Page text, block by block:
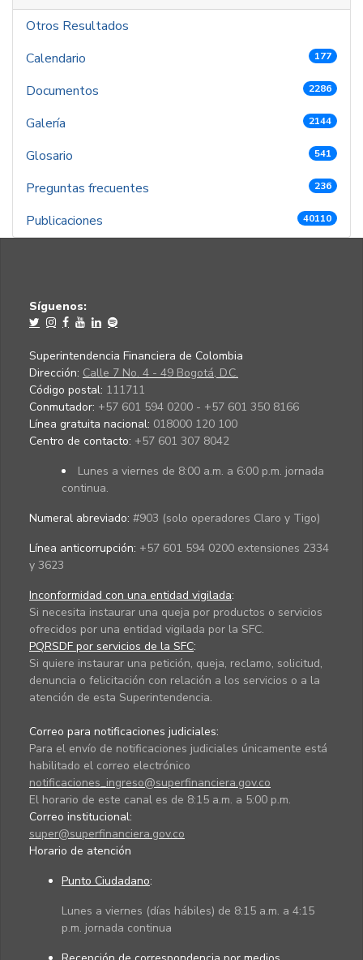
Otros Resultados
Calendario
177
Documentos 2286
Galería 2144
Glosario 541
Preguntas frecuentes 236
Publicaciones 40110
Síguenos:
Superintendencia Financiera de Colombia
Dirección: Calle 7 No. 4 - 49 Bogotá, D.C.
Código postal: 111711
Conmutador: +57 601 594 0200 - +57 601 350 8166
Línea gratuita nacional: 018000 120 100
Centro de contacto: +57 601 307 8042
Lunes a viernes de 8:00 a.m. a 6:00 p.m. jornada
continua.
Numeral abreviado: #903 (solo operadores Claro y Tigo)
Línea anticorrupción: +57 601 594 0200 extensiones 2334
y 3623
Inconformidad con una entidad vigilada:
Si necesita instaurar una queja por productos o servicios
ofrecidos por una entidad vigilada por la SFC.
PQRSDF por servicios de la SFC:
Si quiere instaurar una petición, queja, reclamo, solicitud,
denuncia o felicitación con relación a los servicios o a la
atención de esta Superintendencia.
Correo para notificaciones judiciales:
Para el envío de notificaciones judiciales únicamente está
habilitado el correo electrónico
notificaciones_ingreso@superfinanciera.gov.co
El horario de este canal es de 8:15 a.m. a 5:00 p.m.
Correo institucional:
super@superfinanciera.gov.co
Horario de atención
Punto Ciudadano:
Lunes a viernes (días hábiles) de 8:15 a.m. a 4:15
p.m. jornada continua